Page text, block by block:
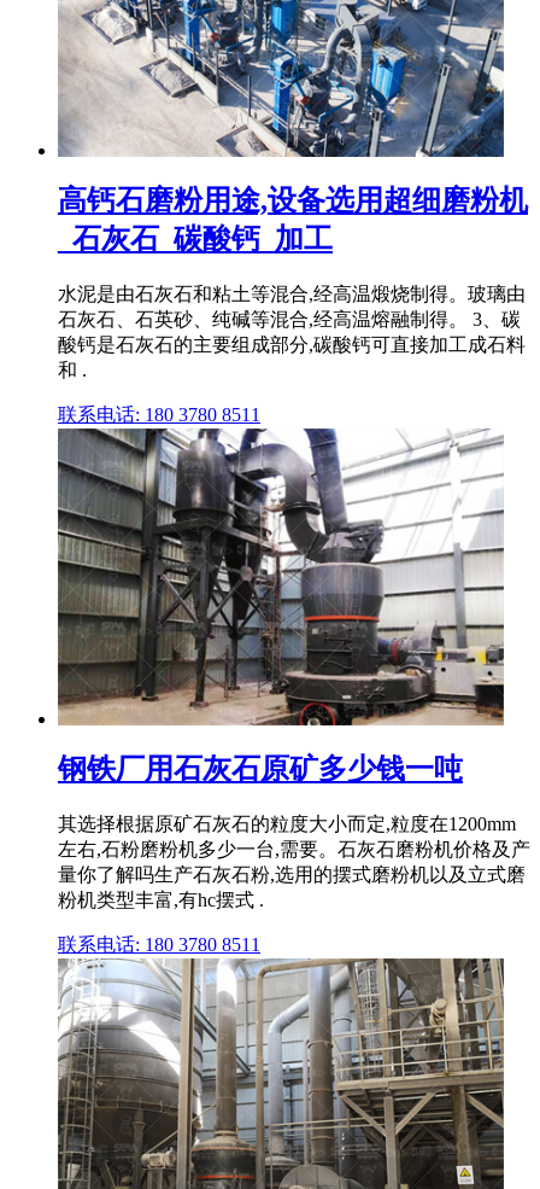
高钙石磨粉用途,设备选用超细磨粉机
_石灰石_碳酸钙_加工
水泥是由石灰石和粘土等混合,经高温煅烧制得。玻璃由
石灰石、石英砂、纯碱等混合,经高温熔融制得。 3、碳
酸钙是石灰石的主要组成部分,碳酸钙可直接加工成石料
和 .
联系电话: 180 3780 8511
钢铁厂用石灰石原矿多少钱一吨
其选择根据原矿石灰石的粒度大小而定,粒度在1200mm
左右,石粉磨粉机多少一台,需要。石灰石磨粉机价格及产
量你了解吗生产石灰石粉,选用的摆式磨粉机以及立式磨
粉机类型丰富,有hc摆式 .
联系电话: 180 3780 8511